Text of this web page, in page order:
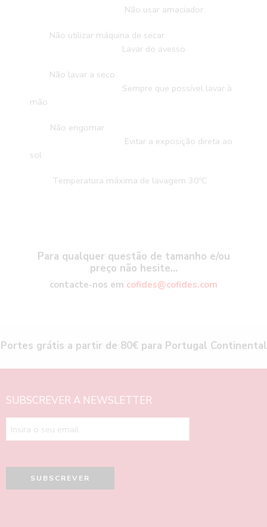
Não usar amaciador
Não utilizar máquina de secar
Lavar do avesso
Não lavar a seco
Sempre que possível lavar à
mão
Não engomar
Evitar a exposição direta ao
sol
Temperatura máxima de lavagem 30ºC
Para qualquer questão de tamanho e/ou
preço não hesite…
contacte-nos em cofides@cofides.com
Portes grátis a partir de 80€ para Portugal Continental
SUBSCREVER A NEWSLETTER